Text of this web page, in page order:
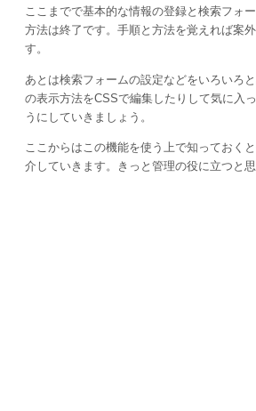
ここまでで基本的な情報の登録と検索フォ
方法は終了です。手順と方法を覚えれば案
す。
あとは検索フォームの設定などをいろいろ
の表示方法をCSSで編集したりして気に入
うにしていきましょう。
ここからはこの機能を使う上で知っておく
介していきます。きっと管理の役に立つと思